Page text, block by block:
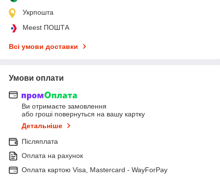
Укрпошта
Meest ПОШТА
Всі умови доставки
Умови оплати
Ви отримаєте замовлення
або гроші повернуться на вашу картку
Детальніше
Післяплата
Оплата на рахунок
Оплата картою Visa, Mastercard - WayForPay